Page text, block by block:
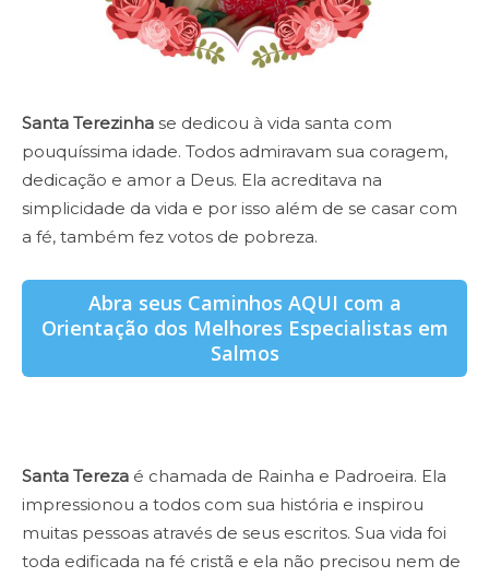
Santa Terezinha se dedicou à vida santa com
pouquíssima idade. Todos admiravam sua coragem,
dedicação e amor a Deus. Ela acreditava na
simplicidade da vida e por isso além de se casar com
a fé, também fez votos de pobreza.
Abra seus Caminhos AQUI com a
Orientação dos Melhores Especialistas em
Salmos
Santa Tereza é chamada de Rainha e Padroeira. Ela
impressionou a todos com sua história e inspirou
muitas pessoas através de seus escritos. Sua vida foi
toda edificada na fé cristã e ela não precisou nem de